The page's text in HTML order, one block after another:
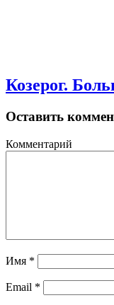
Козерог.
Оставить
Комментарий
Имя *
Email *